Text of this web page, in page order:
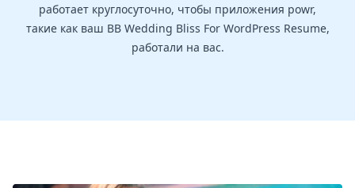
работает круглосуточно, чтобы приложения powr,
такие как ваш BB Wedding Bliss For WordPress Resume,
работали на вас.